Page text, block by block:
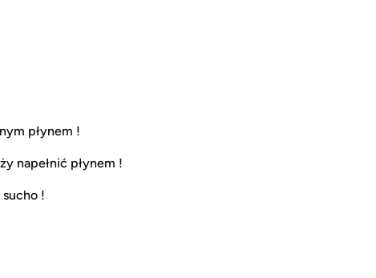
płynem !
napełnić płynem !
!